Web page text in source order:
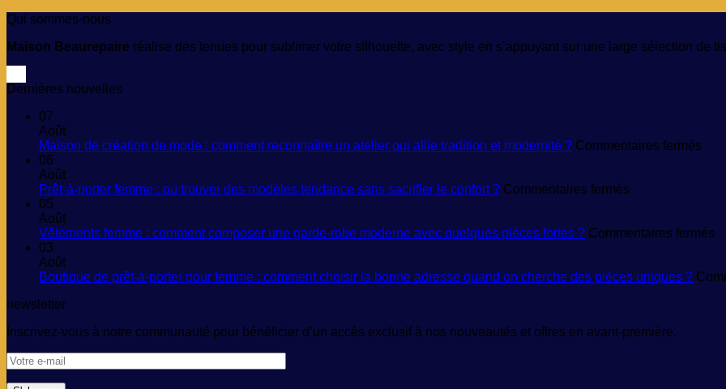
Qui sommes-nous
Maison Beaurepaire réalise des tenues pour sublimer votre silhouette, avec style en s’appuyant sur une large sélection de
Dernières nouvelles
07
Août
Maison de création de mode : comment reconnaître un atelier qui allie tradition et modernité ? Commentaires fermés
:
un
06
Août
Prêt-à-porter femme : où trouver des modèles tendance sans sacrifier le confort ? Commentaires fermés
porter
où
tendance
05
Août
Vêtements femme : comment composer une garde-robe moderne avec quelques pièces fortes ? Commentaires fermés
:
03
Août
Boutique de prêt-à-porter pour femme : comment choisir la bonne adresse quand on cherche des pièces uniques ?
newsletter
Inscrivez-vous à notre communauté pour bénéficier d’un accès exclusif à nos nouveautés et offres en avant-première.